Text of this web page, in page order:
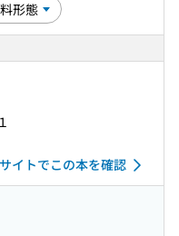
イトでこの本を確認